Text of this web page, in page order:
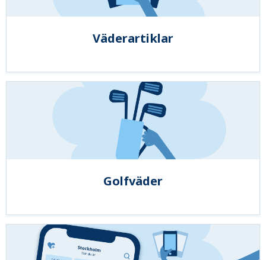
Väderartiklar
Golfväder